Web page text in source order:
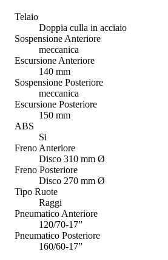
Telaio
Doppia culla in acciaio
Sospensione Anteriore
meccanica
Escursione Anteriore
140 mm
Sospensione Posteriore
meccanica
Escursione Posteriore
150 mm
ABS
Si
Freno Anteriore
Disco 310 mm Ø
Freno Posteriore
Disco 270 mm Ø
Tipo Ruote
Raggi
Pneumatico Anteriore
120/70-17”
Pneumatico Posteriore
160/60-17”